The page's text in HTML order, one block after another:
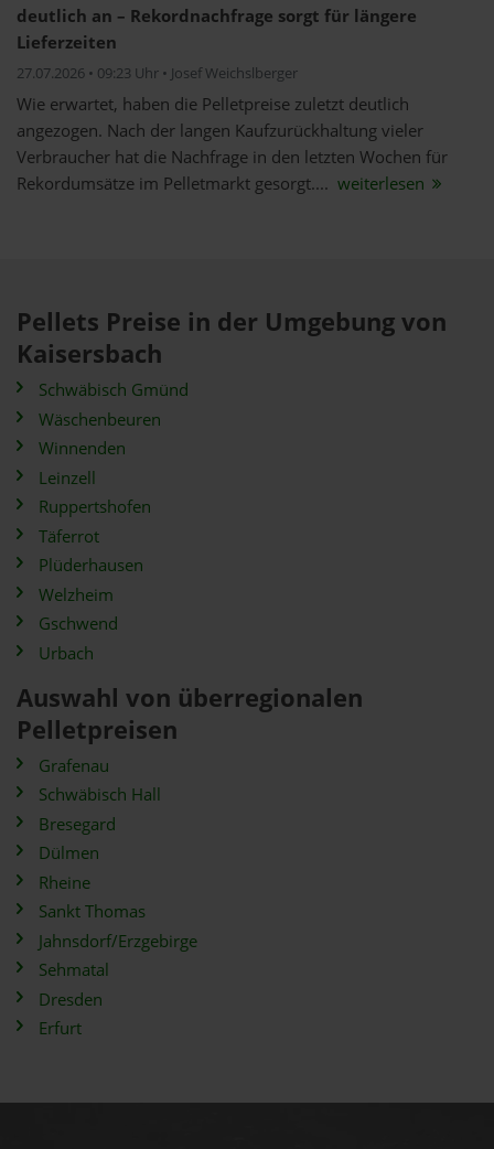
deutlich an – Rekordnachfrage sorgt für längere
Lieferzeiten
27.07.2026 • 09:23 Uhr • Josef Weichslberger
Wie erwartet, haben die Pelletpreise zuletzt deutlich
angezogen. Nach der langen Kaufzurückhaltung vieler
Verbraucher hat die Nachfrage in den letzten Wochen für
Rekordumsätze im Pelletmarkt gesorgt.... weiterlesen
Pellets Preise in der Umgebung von
Kaisersbach
Schwäbisch Gmünd
Wäschenbeuren
Winnenden
Leinzell
Ruppertshofen
Täferrot
Plüderhausen
Welzheim
Gschwend
Urbach
Auswahl von überregionalen
Pelletpreisen
Grafenau
Schwäbisch Hall
Bresegard
Dülmen
Rheine
Sankt Thomas
Jahnsdorf/Erzgebirge
Sehmatal
Dresden
Erfurt